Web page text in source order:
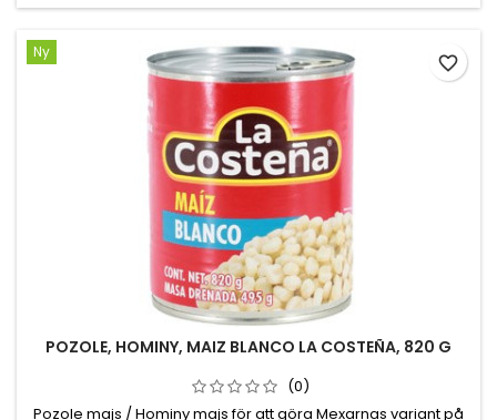
Ny
POZOLE, HOMINY, MAIZ BLANCO LA COSTEÑA, 820 G
(0)
Pozole majs / Hominy majs för att göra Mexarnas variant på
favorite_border